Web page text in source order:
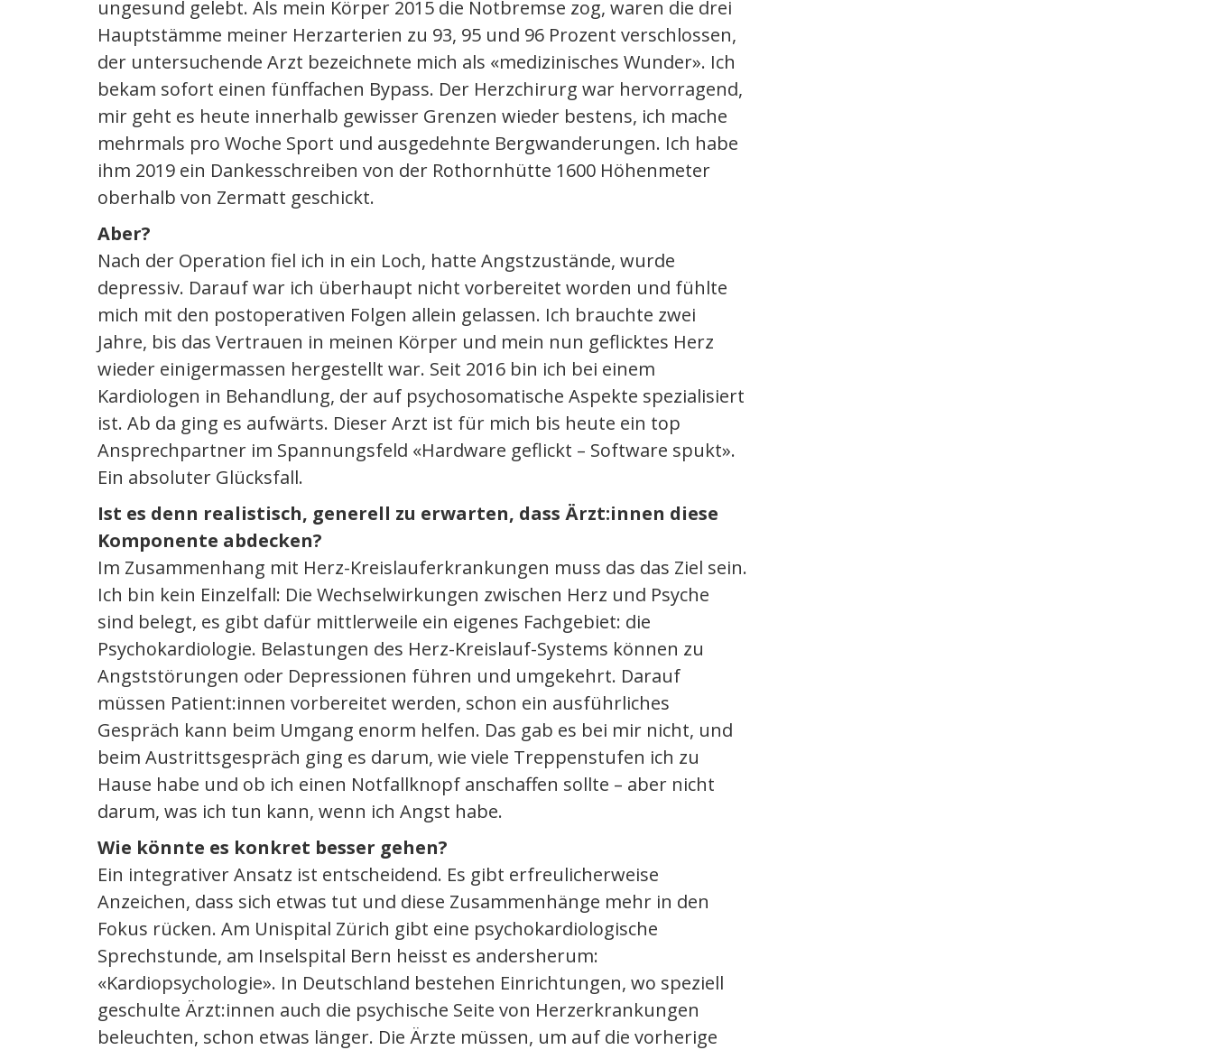
ungesund gelebt. Als mein Körper 2015 die Notbremse zog, waren die drei
Hauptstämme meiner Herzarterien zu 93, 95 und 96 Prozent verschlossen,
der untersuchende Arzt bezeichnete mich als «medizinisches Wunder». Ich
bekam sofort einen fünffachen Bypass. Der Herzchirurg war hervorragend,
mir geht es heute innerhalb gewisser Grenzen wieder bestens, ich mache
mehrmals pro Woche Sport und ausgedehnte Bergwanderungen. Ich habe
ihm 2019 ein Dankesschreiben von der Rothornhütte 1600 Höhenmeter
oberhalb von Zermatt geschickt.
Aber?
Nach der Operation fiel ich in ein Loch, hatte Angstzustände, wurde
depressiv. Darauf war ich überhaupt nicht vorbereitet worden und fühlte
mich mit den postoperativen Folgen allein gelassen. Ich brauchte zwei
Jahre, bis das Vertrauen in meinen Körper und mein nun geflicktes Herz
wieder einigermassen hergestellt war. Seit 2016 bin ich bei einem
Kardiologen in Behandlung, der auf psychosomatische Aspekte spezialisiert
ist. Ab da ging es aufwärts. Dieser Arzt ist für mich bis heute ein top
Ansprechpartner im Spannungsfeld «Hardware geflickt – Software spukt».
Ein absoluter Glücksfall.
Ist es denn realistisch, generell zu erwarten, dass Ärzt:innen diese
Komponente abdecken?
Im Zusammenhang mit Herz-Kreislauferkrankungen muss das das Ziel sein.
Ich bin kein Einzelfall: Die Wechselwirkungen zwischen Herz und Psyche
sind belegt, es gibt dafür mittlerweile ein eigenes Fachgebiet: die
Psychokardiologie. Belastungen des Herz-Kreislauf-Systems können zu
Angststörungen oder Depressionen führen und umgekehrt. Darauf
müssen Patient:innen vorbereitet werden, schon ein ausführliches
Gespräch kann beim Umgang enorm helfen. Das gab es bei mir nicht, und
beim Austrittsgespräch ging es darum, wie viele Treppenstufen ich zu
Hause habe und ob ich einen Notfallknopf anschaffen sollte – aber nicht
darum, was ich tun kann, wenn ich Angst habe.
Wie könnte es konkret besser gehen?
Ein integrativer Ansatz ist entscheidend. Es gibt erfreulicherweise
Anzeichen, dass sich etwas tut und diese Zusammenhänge mehr in den
Fokus rücken. Am Unispital Zürich gibt eine psychokardiologische
Sprechstunde, am Inselspital Bern heisst es andersherum:
«Kardiopsychologie». In Deutschland bestehen Einrichtungen, wo speziell
geschulte Ärzt:innen auch die psychische Seite von Herzerkrankungen
beleuchten, schon etwas länger. Die Ärzte müssen, um auf die vorherige